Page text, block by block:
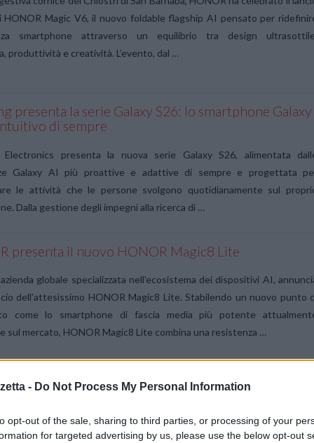
- Do Not Process My Personal Information
opt-out of the sale, sharing to third parties, or processing of your
for targeted advertising by us, please use the below opt-out
HONOR Magic V6, il nuovo foldable flagship AI pensato per
smartphone attraverso un equilibrio tra design
produttività e creatività. L’evento, dal …
presenta la serie Galaxy S26: lo smartphone Galaxy
di sempre
Electronics presenta la nuova serie Galaxy S26, alimentata
Galaxy AI più proattive e adattive di sempre e progettata
le attività che le persone svolgono quotidianamente sul
Dalla gestione degli impegni alla ricerca di …
presenta il nuovo HONOR Magic8 Lite
globale specializzata nell’ecosistema dei dispositivi AI,
dell’attesissimo HONOR Magic8 Lite. Stabilendo un nuovo punto
come lo smartphone di fascia media più potente
sul mercato, HONOR Magic8 Lite combina una resistenza …
Magic8 Pro: arriva in Italia il nuovo flagship con
azienda globale leader nell’ecosistema dei dispositivi